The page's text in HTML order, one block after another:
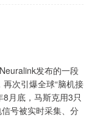
发布的一段
次引爆全球“脑机接
月底，马斯克用3只
号被实时采集、分